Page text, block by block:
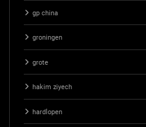
gp china
groningen
grote
hakim ziyech
hardlopen